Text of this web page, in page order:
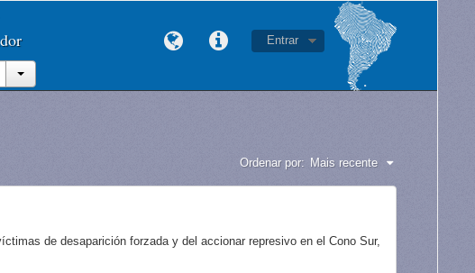
Entrar
Ordenar por: Mais recente
de desaparición forzada y del accionar represivo en el Cono Sur,